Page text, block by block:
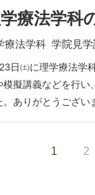
療法学科
療法学科 学院見学
日㈯に理学療法学
模擬講義などを行い
。ありがとうござい
1 2